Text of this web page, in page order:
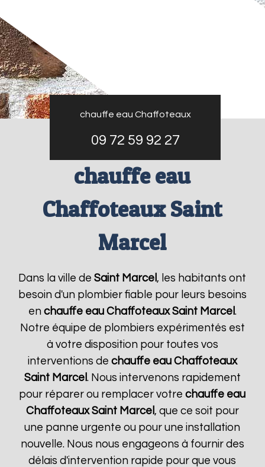
chauffe eau Chaffoteaux
09 72 59 92 27
chauffe eau
Chaffoteaux Saint
Marcel
Dans la ville deSaint Marcel, les habitants ont
besoin d'un plombier fiable pour leurs besoins
en chauffe eau Chaffoteaux Saint Marcel .
Notre équipe de plombiers expérimentés est
à votre disposition pour toutes vos
interventions de chauffe eau Chaffoteaux
Saint Marcel . Nous intervenons rapidement
pour réparer ou remplacer votrechauffe eau
Chaffoteaux Saint Marcel , que ce soit pour
une panne urgente ou pour une installation
nouvelle. Nous nous engageons à fournir des
délais d'intervention rapide pour que vous